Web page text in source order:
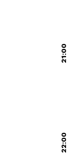
21:00
22:00